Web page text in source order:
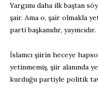
Yargımı daha ilk baştan
şair. Ama o, şair olmakla
parti başkanıdır, yayıncıdır.
İslamcı şiirin heceye
yetinmemiş, şiir alanında
kurduğu partiyle politik